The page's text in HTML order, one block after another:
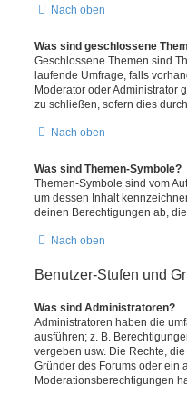
Nach oben
Was sind geschlossene
Geschlossene Themen sind
laufende Umfrage, falls
Moderator oder Administrator
zu schließen, sofern dies
Nach oben
Was sind Themen-Symbole?
Themen-Symbole sind vom
um dessen Inhalt
deinen Berechtigungen ab,
Nach oben
Benutzer-Stufen und
Was sind Administratoren?
Administratoren haben die
ausführen; z. B.
vergeben usw. Die Rechte,
Gründer des Forums oder ein
Moderationsberechtigungen